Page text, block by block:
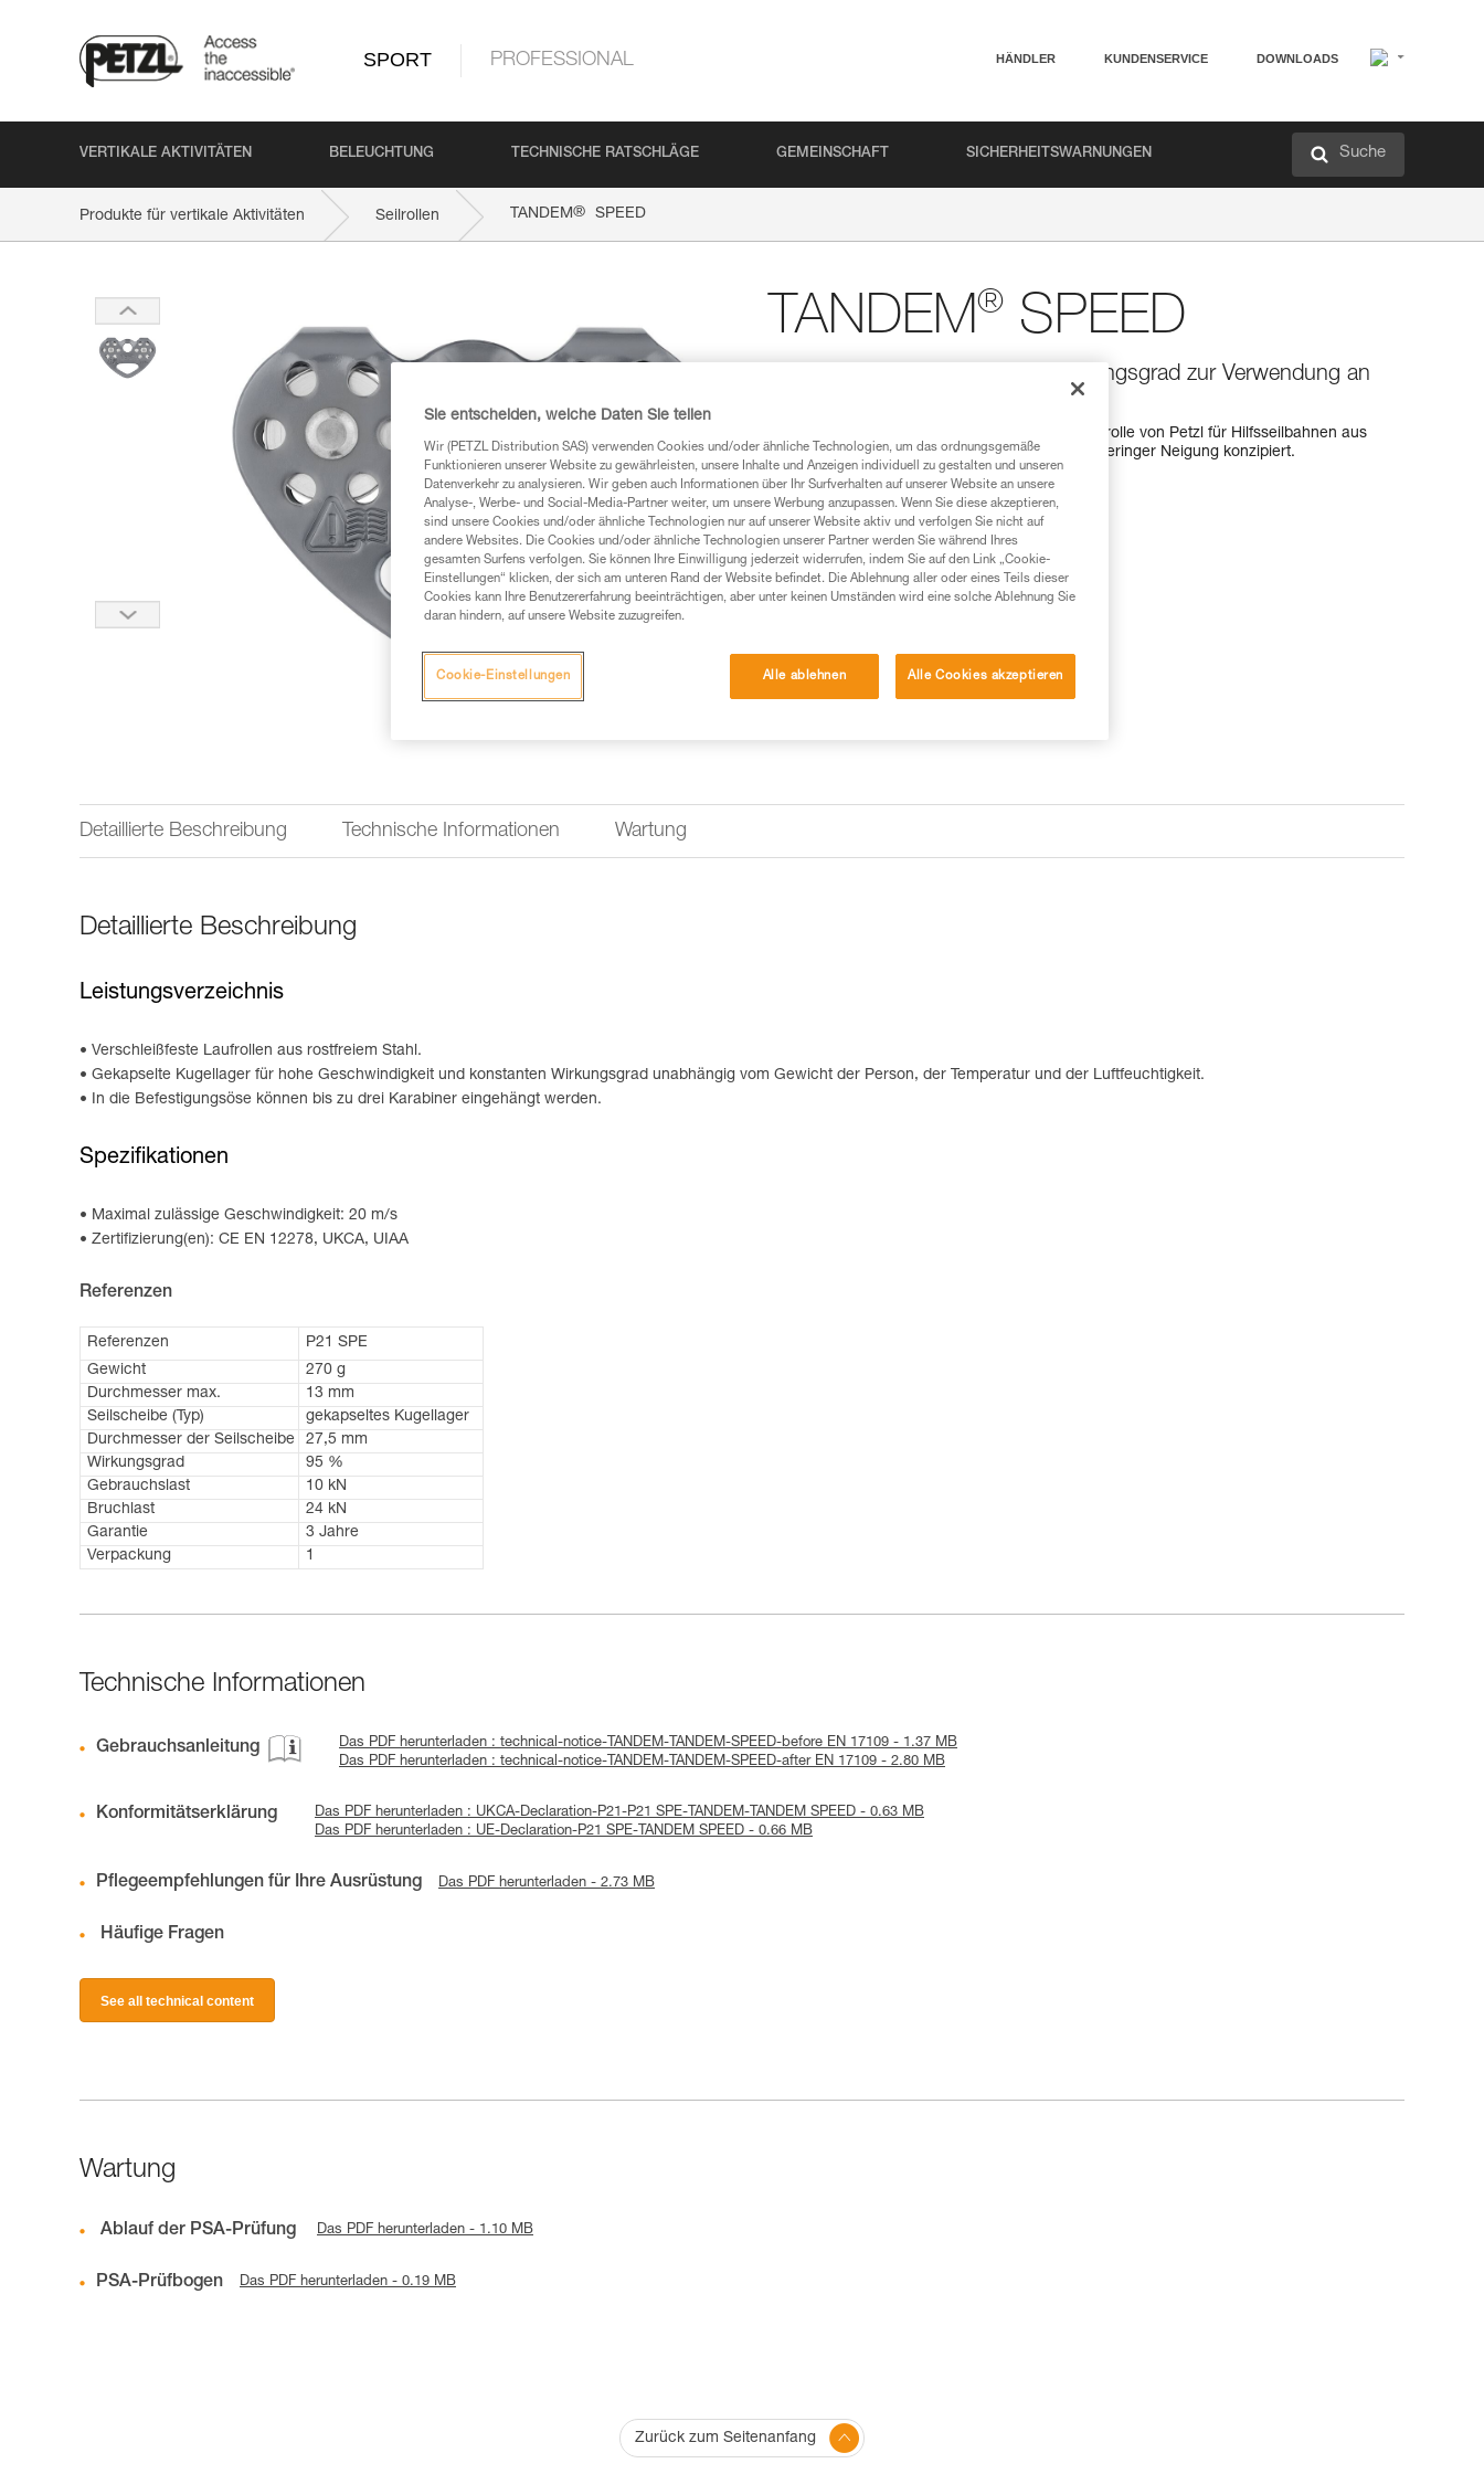
SPORT PROFESSIONAL HÄNDLER KUNDENSERVICE DOWNLOADS
VERTIKALE AKTIVITÄTEN BELEUCHTUNG TECHNISCHE RATSCHLÄGE GEMEINSCHAFT SICHERHEITSWARNUNGEN Suche
Produkte für vertikale Aktivitäten Seilrollen TANDEM® SPEED
TANDEM® SPEED
Doppelte Seilrolle mit hohem Wirkungsgrad zur Verwendung an
Die TANDEM SPEED ist die schnellste Transportrolle von Petzl für Hilfsseilbahnen aus
Textilseil. Sie wurde speziell für Seilbahnen mit geringer Neigung konzipiert.
Einen Händler finden
Detaillierte Beschreibung Technische Informationen Wartung
Detaillierte Beschreibung
Leistungsverzeichnis
Verschleißfeste Laufrollen aus rostfreiem Stahl.
Gekapselte Kugellager für hohe Geschwindigkeit und konstanten Wirkungsgrad unabhängig vom Gewicht der Person, der Temperatur und der Luftfeuchtigkeit.
In die Befestigungsöse können bis zu drei Karabiner eingehängt werden.
Spezifikationen
Maximal zulässige Geschwindigkeit: 20 m/s
Zertifizierung(en): CE EN 12278, UKCA, UIAA
Referenzen
Referenzen
P21 SPE
Gewicht
270 g
Durchmesser max.
13 mm
Seilscheibe (Typ)
gekapseltes Kugellager
Durchmesser der Seilscheibe
27,5 mm
Wirkungsgrad
95 %
Gebrauchslast
10 kN
Bruchlast
24 kN
Garantie
3 Jahre
Verpackung
1
Technische Informationen
Gebrauchsanleitung
Das PDF herunterladen : technical-notice-TANDEM-TANDEM-SPEED-before EN 17109 - 1.37 MB
Das PDF herunterladen : technical-notice-TANDEM-TANDEM-SPEED-after EN 17109 - 2.80 MB
Konformitätserklärung
Das PDF herunterladen : UKCA-Declaration-P21-P21 SPE-TANDEM-TANDEM SPEED - 0.63 MB
Das PDF herunterladen : UE-Declaration-P21 SPE-TANDEM SPEED - 0.66 MB
Pflegeempfehlungen für Ihre Ausrüstung Das PDF herunterladen - 2.73 MB
Häufige Fragen
See all technical content
Wartung
Ablauf der PSA-Prüfung Das PDF herunterladen - 1.10 MB
PSA-Prüfbogen Das PDF herunterladen - 0.19 MB
Zurück zum Seitenanfang
Sie entscheiden, welche Daten Sie teilen
Wir (PETZL Distribution SAS) verwenden Cookies und/oder ähnliche Technologien, um das ordnungsgemäße
Funktionieren unserer Website zu gewährleisten, unsere Inhalte und Anzeigen individuell zu gestalten und unseren
Datenverkehr zu analysieren. Wir geben auch Informationen über Ihr Surfverhalten auf unserer Website an unsere
Analyse-, Werbe- und Social-Media-Partner weiter, um unsere Werbung anzupassen. Wenn Sie diese akzeptieren,
sind unsere Cookies und/oder ähnliche Technologien nur auf unserer Website aktiv und verfolgen Sie nicht auf
andere Websites. Die Cookies und/oder ähnliche Technologien unserer Partner werden Sie während Ihres
gesamten Surfens verfolgen. Sie können Ihre Einwilligung jederzeit widerrufen, indem Sie auf den Link „Cookie-
Einstellungen“ klicken, der sich am unteren Rand der Website befindet. Die Ablehnung aller oder eines Teils dieser
Cookies kann Ihre Benutzererfahrung beeinträchtigen, aber unter keinen Umständen wird eine solche Ablehnung Sie
daran hindern, auf unsere Website zuzugreifen.
Alle ablehnen Alle Cookies akzeptieren
Cookie-Einstellungen